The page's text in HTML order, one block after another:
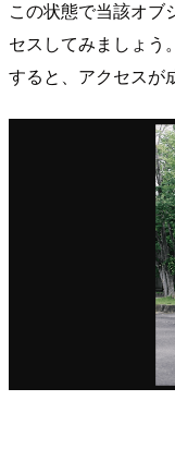
この状態で当該オブ
セスしてみましょう。
すると、アクセスが